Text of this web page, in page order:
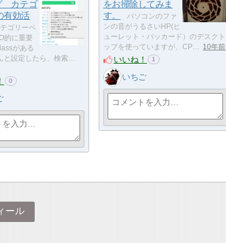
をお掃除してみま
す。
パソコンのファ
ンの音がうるさいHP(ヒ
ューレット・パッカード）のデスクト
ップを使っていますが、CP… 10年前
いいね！ 1
いちご
カテゴ
有効活
ゴリーペ
的に重要
がある
と設定したら、検索…
0
ール